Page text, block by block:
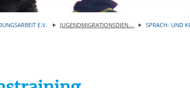
sich nicht auf notwendige Cookies, die
und daher unabhängig von einer
E.V. JUGENDMIGRATIONSDIEN... SPRACH- UND